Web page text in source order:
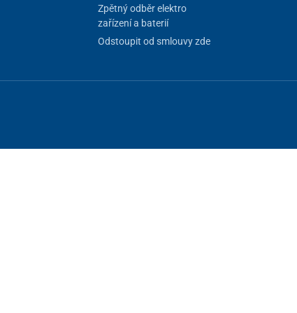
Zpětný odběr elektro
zařízení a baterií
Odstoupit od smlouvy zde